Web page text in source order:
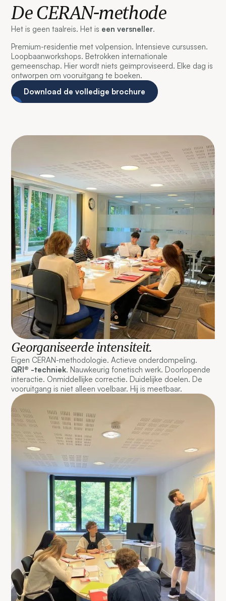
De CERAN-methode
Het is geen taalreis. Het is een versneller.
Premium-residentie met volpension. Intensieve cursussen.
Loopbaanworkshops. Betrokken internationale
gemeenschap. Hier wordt niets geïmproviseerd. Elke dag is
ontworpen om vooruitgang te boeken.
Download de volledige brochure
Georganiseerde intensiteit.
Eigen CERAN-methodologie. Actieve onderdompeling.
QRI® -techniek. Nauwkeurig fonetisch werk. Doorlopende
interactie. Onmiddellijke correctie. Duidelijke doelen. De
vooruitgang is niet alleen voelbaar. Hij is meetbaar.